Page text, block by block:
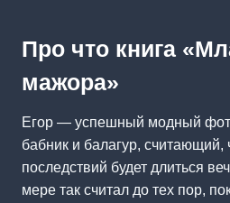
Про что книга
мажора»
Егор — успешный модный
бабник и балагур, считающий,
последствий будет длиться
мере так считал до тех пор,